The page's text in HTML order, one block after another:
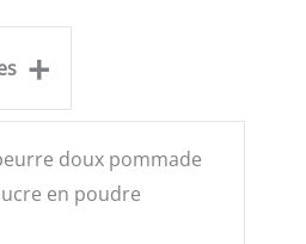
+
doux pommade
en poudre